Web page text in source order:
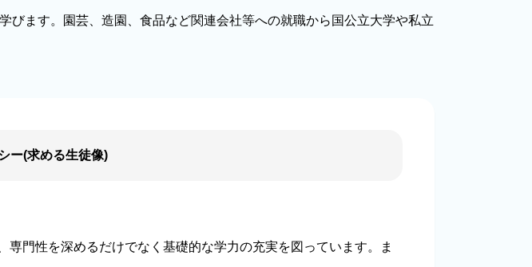
ます。園芸、造園、食品など関連会社等への就職から国公立大学や私立
ー(求める生徒像)
門性を深めるだけでなく基礎的な学力の充実を図っています。ま